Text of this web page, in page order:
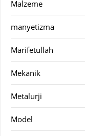
Malzeme
manyetizma
Marifetullah
Mekanik
Metalurji
Model